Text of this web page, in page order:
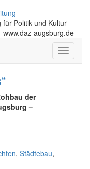
Politik und Kultur
augsburg.de
Toggle
der
–
, Städtebau,